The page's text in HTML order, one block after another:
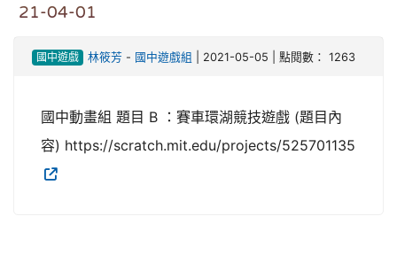
21-04-01
國中遊戲 林筱芳 - 國中遊戲組 | 2021-05-05 | 點閱數： 1263
國中動畫組 題目 B ：賽車環湖競技遊戲 (題目內
容) https://scratch.mit.edu/projects/525701135